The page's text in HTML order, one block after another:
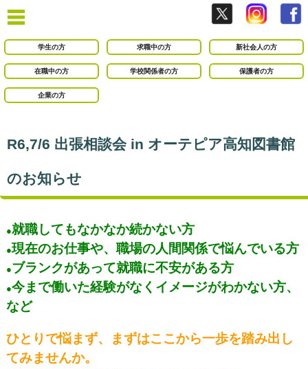
学生の方 求職中の方 新社会人の方
在職中の方 学校関係者の方 保護者の方
企業の方
R6,7/6 出張相談会 in オーテピア高知図書館
のお知らせ
●就職してもなかなか続かない方
●現在のお仕事や、職場の人間関係で悩んでいる方
●ブランクがあって就職に不安がある方
●今まで働いた経験がなくイメージがわかない方、
など
ひとりで悩まず、まずはここから一歩を踏み出し
てみませんか。